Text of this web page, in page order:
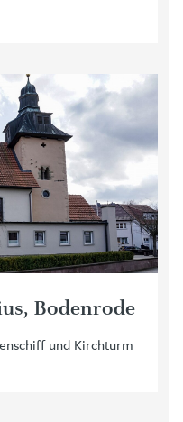
Bodenrode
und Kirchturm